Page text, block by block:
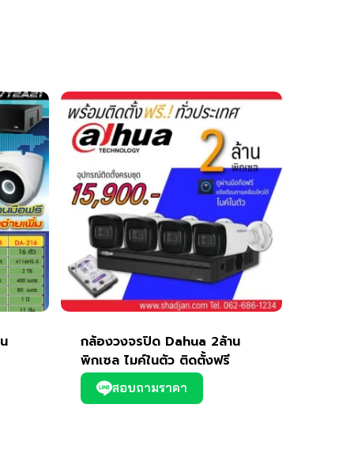
กล้องวงจรปิด Dahua 2ล้าน
พิกเซล ไมค์ในตัว ติดตั้งฟรี
สอบถามราคา